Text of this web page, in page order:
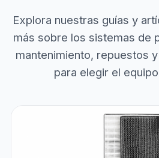
Explora nuestras guías y
más sobre los sistemas de
mantenimiento, repuestos
para elegir el